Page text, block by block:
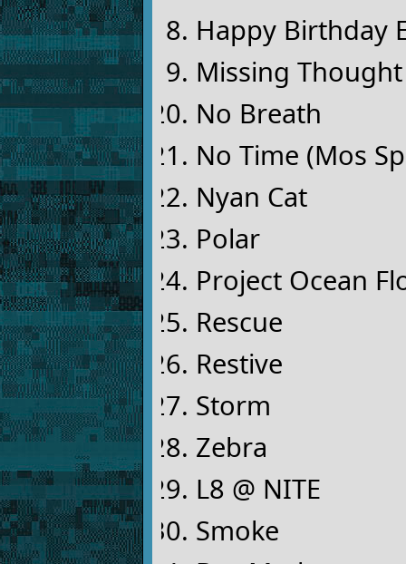
Happy Birthday
Missing Thought
No Breath
No Time (Mos
Nyan Cat
Polar
Project Ocean
Rescue
Restive
Storm
Zebra
L8 @ NITE
Smoke